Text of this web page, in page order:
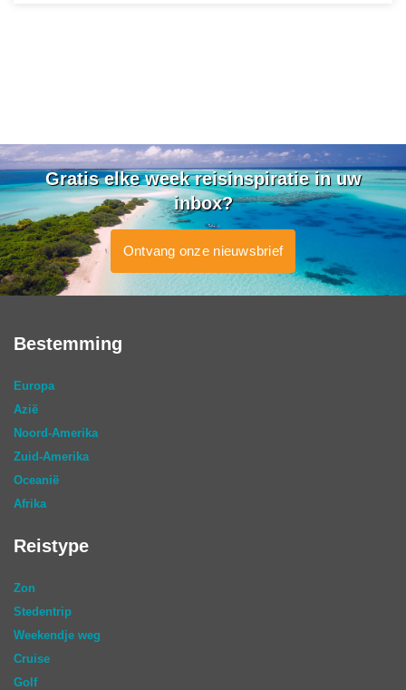
Gratis elke week reisinspiratie in uw
inbox?
Ontvang onze nieuwsbrief
Bestemming
Europa
Azië
Noord-Amerika
Zuid-Amerika
Oceanië
Afrika
Reistype
Zon
Stedentrip
Weekendje weg
Cruise
Golf